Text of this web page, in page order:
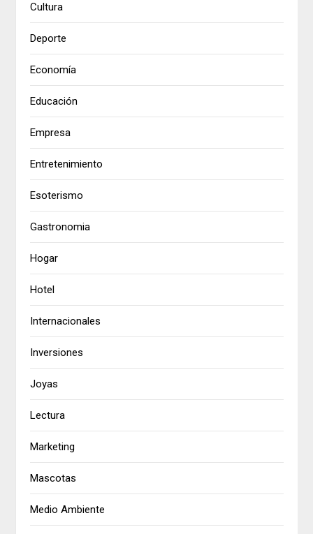
Cultura
Deporte
Economía
Educación
Empresa
Entretenimiento
Esoterismo
Gastronomia
Hogar
Hotel
Internacionales
Inversiones
Joyas
Lectura
Marketing
Mascotas
Medio Ambiente